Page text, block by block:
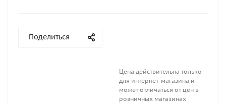
Поделиться
Цена действительна только
для интернет-магазина и
может отличаться от цен в
розничных магазинах